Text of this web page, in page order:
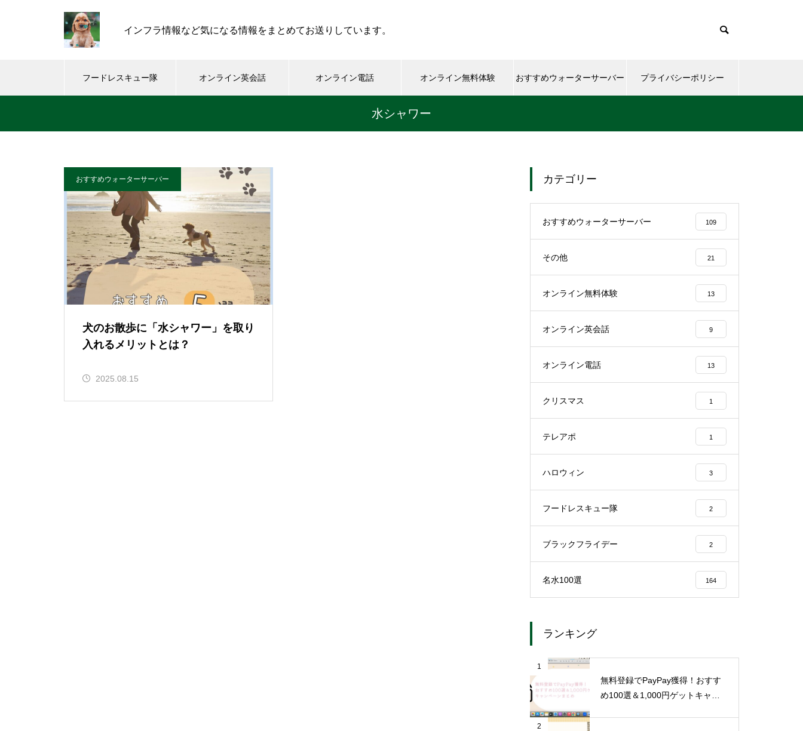
インフラ情報など気になる情報をまとめてお送りしています。
フードレスキュー隊 オンライン英会話 オンライン電話 オンライン無料体験 おすすめウォーターサーバー プライバシーポリシー
水シャワー
おすすめウォーターサーバー
犬のお散歩に「水シャワー」を取り
入れるメリットとは？
2025.08.15
カテゴリー
おすすめウォーターサーバー 109
その他 21
オンライン無料体験 13
オンライン英会話 9
オンライン電話 13
クリスマス 1
テレアポ 1
ハロウィン 3
フードレスキュー隊 2
ブラックフライデー 2
名水100選 164
ランキング
1
無料登録でPayPay獲得！おすす
め100選＆1,000円ゲットキャン
2